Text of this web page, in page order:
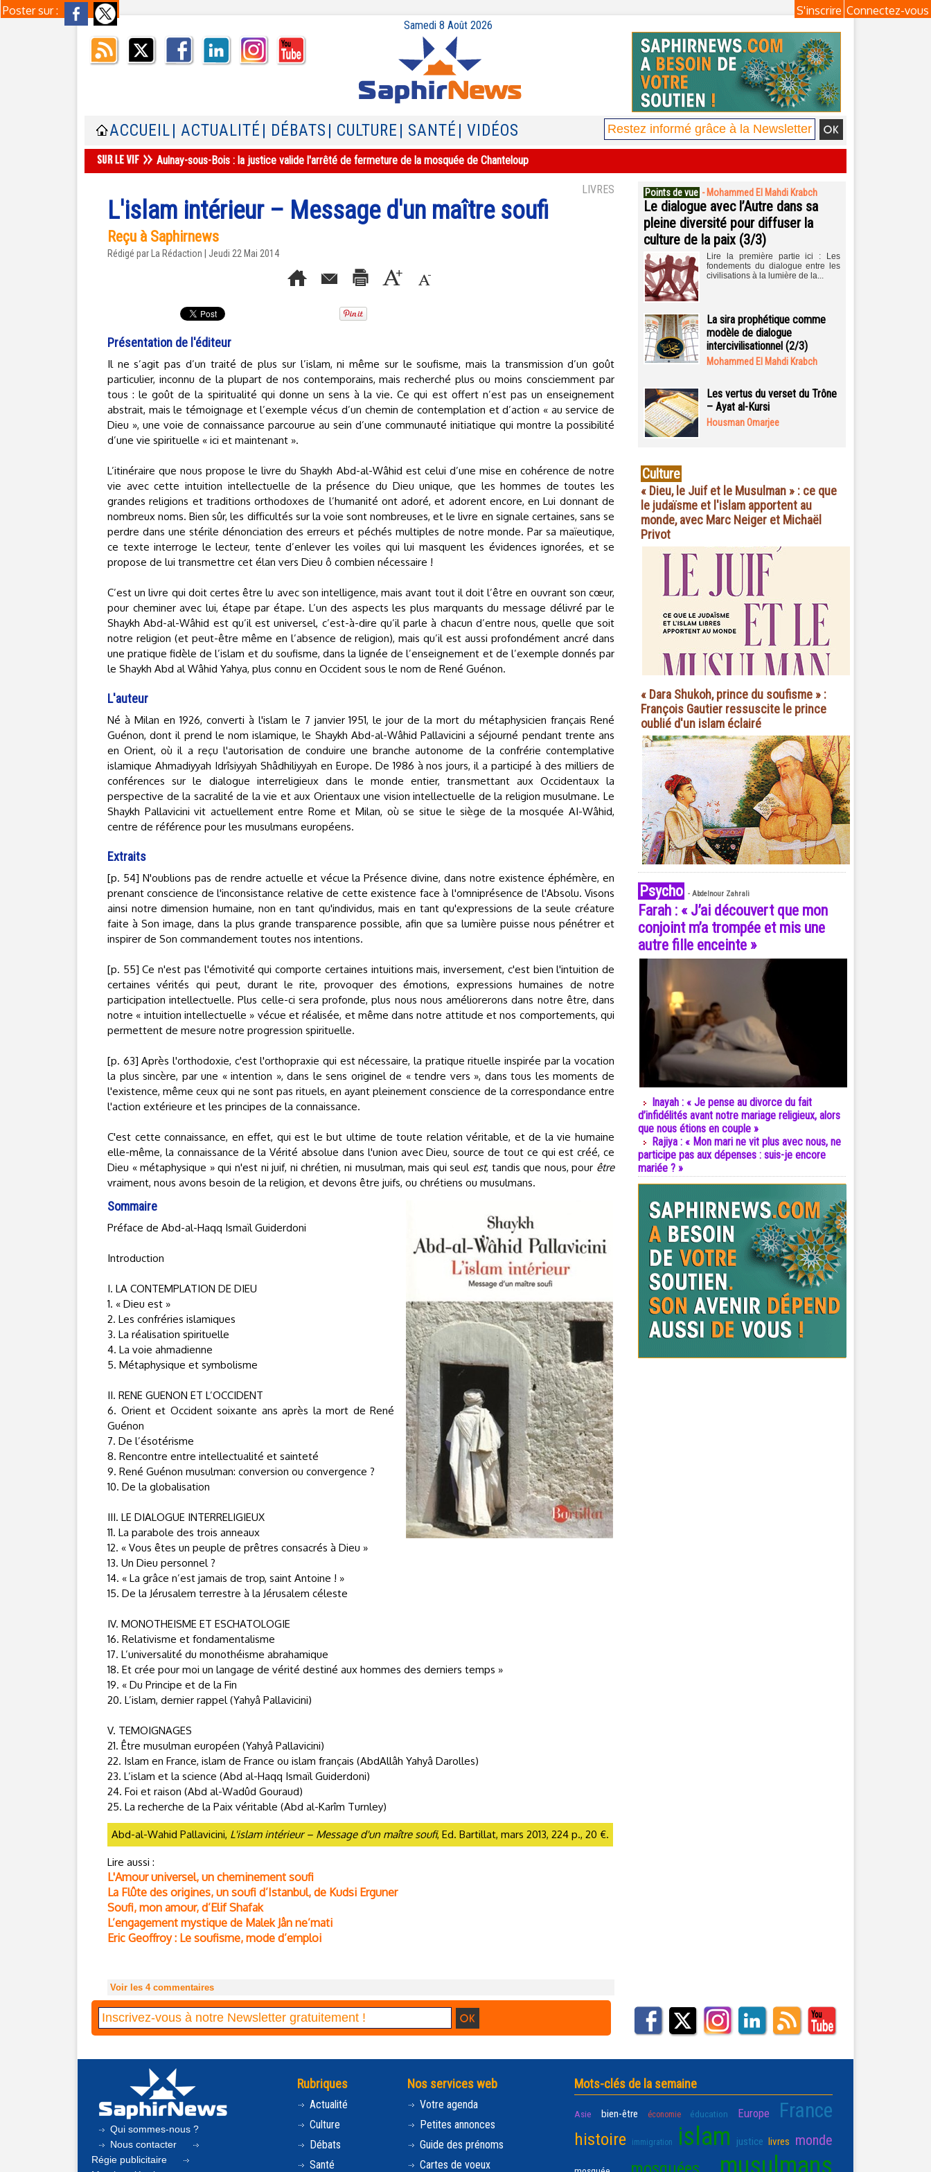
Poster sur : Connectez-vous
S'inscrire
Samedi 8 Août 2026
ACCUEIL | ACTUALITÉ | DÉBATS | CULTURE | SANTÉ | VIDÉOS
Aulnay-sous-Bois : la justice valide l'arrêté de fermeture de la mosquée de Chanteloup
LIVRES
L'islam intérieur – Message d'un maître soufi
Reçu à Saphirnews
Rédigé par La Rédaction | Jeudi 22 Mai 2014
Présentation de l'éditeur
Il ne s’agit pas d’un traité de plus sur l’islam, ni même sur le soufisme, mais la transmission d’un goût
particulier, inconnu de la plupart de nos contemporains, mais recherché plus ou moins consciemment par
tous : le goût de la spiritualité qui donne un sens à la vie. Ce qui est offert n’est pas un enseignement
abstrait, mais le témoignage et l’exemple vécus d’un chemin de contemplation et d’action « au service de
Dieu », une voie de connaissance parcourue au sein d’une communauté initiatique qui montre la possibilité
d’une vie spirituelle « ici et maintenant ».
L’itinéraire que nous propose le livre du Shaykh Abd-al-Wâhid est celui d’une mise en cohérence de notre
vie avec cette intuition intellectuelle de la présence du Dieu unique, que les hommes de toutes les
grandes religions et traditions orthodoxes de l’humanité ont adoré, et adorent encore, en Lui donnant de
nombreux noms. Bien sûr, les difficultés sur la voie sont nombreuses, et le livre en signale certaines, sans se
perdre dans une stérile dénonciation des erreurs et péchés multiples de notre monde. Par sa maïeutique,
ce texte interroge le lecteur, tente d’enlever les voiles qui lui masquent les évidences ignorées, et se
propose de lui transmettre cet élan vers Dieu ô combien nécessaire !
C’est un livre qui doit certes être lu avec son intelligence, mais avant tout il doit l’être en ouvrant son cœur,
pour cheminer avec lui, étape par étape. L’un des aspects les plus marquants du message délivré par le
Shaykh Abd-al-Wâhid est qu’il est universel, c’est-à-dire qu’il parle à chacun d’entre nous, quelle que soit
notre religion (et peut-être même en l’absence de religion), mais qu’il est aussi profondément ancré dans
une pratique fidèle de l’islam et du soufisme, dans la lignée de l’enseignement et de l’exemple donnés par
le Shaykh Abd al Wâhid Yahya, plus connu en Occident sous le nom de René Guénon.
L'auteur
Né à Milan en 1926, converti à l'islam le 7 janvier 1951, le jour de la mort du métaphysicien français René
Guénon, dont il prend le nom islamique, le Shaykh Abd-al-Wâhid Pallavicini a séjourné pendant trente ans
en Orient, où il a reçu l'autorisation de conduire une branche autonome de la confrérie contemplative
islamique Ahmadiyyah Idrîsiyyah Shâdhiliyyah en Europe. De 1986 à nos jours, il a participé à des milliers de
conférences sur le dialogue interreligieux dans le monde entier, transmettant aux Occidentaux la
perspective de la sacralité de la vie et aux Orientaux une vision intellectuelle de la religion musulmane. Le
Shaykh Pallavicini vit actuellement entre Rome et Milan, où se situe le siège de la mosquée AI-Wâhid,
centre de référence pour les musulmans européens.
Extraits
[p. 54] N'oublions pas de rendre actuelle et vécue la Présence divine, dans notre existence éphémère, en
prenant conscience de l'inconsistance relative de cette existence face à l'omniprésence de l'Absolu. Visons
ainsi notre dimension humaine, non en tant qu'individus, mais en tant qu'expressions de la seule créature
faite à Son image, dans la plus grande transparence possible, afin que sa lumière puisse nous pénétrer et
inspirer de Son commandement toutes nos intentions.
[p. 55] Ce n'est pas l'émotivité qui comporte certaines intuitions mais, inversement, c'est bien l'intuition de
certaines vérités qui peut, durant le rite, provoquer des émotions, expressions humaines de notre
participation intellectuelle. Plus celle-ci sera profonde, plus nous nous améliorerons dans notre être, dans
notre « intuition intellectuelle » vécue et réalisée, et même dans notre attitude et nos comportements, qui
permettent de mesure notre progression spirituelle.
[p. 63] Après l'orthodoxie, c'est l'orthopraxie qui est nécessaire, la pratique rituelle inspirée par la vocation
la plus sincère, par une « intention », dans le sens originel de « tendre vers », dans tous les moments de
l'existence, même ceux qui ne sont pas rituels, en ayant pleinement conscience de la correspondance entre
l'action extérieure et les principes de la connaissance.
C'est cette connaissance, en effet, qui est le but ultime de toute relation véritable, et de la vie humaine
elle-même, la connaissance de la Vérité absolue dans l'union avec Dieu, source de tout ce qui est créé, ce
Dieu « métaphysique » qui n'est ni juif, ni chrétien, ni musulman, mais qui seul est, tandis que nous, pour être
vraiment, nous avons besoin de la religion, et devons être juifs, ou chrétiens ou musulmans.
Sommaire
Préface de Abd-al-Haqq Ismaïl Guiderdoni
Introduction
I. LA CONTEMPLATION DE DIEU
1. « Dieu est »
2. Les confréries islamiques
3. La réalisation spirituelle
4. La voie ahmadienne
5. Métaphysique et symbolisme
II. RENE GUENON ET L’OCCIDENT
6. Orient et Occident soixante ans après la mort de René
Guénon
7. De l’ésotérisme
8. Rencontre entre intellectualité et sainteté
9. René Guénon musulman: conversion ou convergence ?
10. De la globalisation
III. LE DIALOGUE INTERRELIGIEUX
11. La parabole des trois anneaux
12. « Vous êtes un peuple de prêtres consacrés à Dieu »
13. Un Dieu personnel ?
14. « La grâce n’est jamais de trop, saint Antoine ! »
15. De la Jérusalem terrestre à la Jérusalem céleste
IV. MONOTHEISME ET ESCHATOLOGIE
16. Relativisme et fondamentalisme
17. L’universalité du monothéisme abrahamique
18. Et crée pour moi un langage de vérité destiné aux hommes des derniers temps »
19. « Du Principe et de la Fin
20. L’islam, dernier rappel (Yahyâ Pallavicini)
V. TEMOIGNAGES
21. Être musulman européen (Yahyâ Pallavicini)
22. Islam en France, islam de France ou islam français (AbdAllâh Yahyâ Darolles)
23. L’islam et la science (Abd al-Haqq Ismaïl Guiderdoni)
24. Foi et raison (Abd al-Wadûd Gouraud)
25. La recherche de la Paix véritable (Abd al-Karîm Turnley)
Abd-al-Wahid Pallavicini, L'islam intérieur – Message d'un maître soufi, Ed. Bartillat, mars 2013, 224 p., 20 €.
Lire aussi :
L'Amour universel, un cheminement soufi
La Flûte des origines, un soufi d’Istanbul, de Kudsi Erguner
Soufi, mon amour, d’Elif Shafak
L’engagement mystique de Malek Jân ne’mati
Eric Geoffroy : Le soufisme, mode d’emploi
Voir les 4commentaires
Points de vue - Mohammed El Mahdi Krabch
Le dialogue avec l’Autre dans sa
pleine diversité pour diffuser la
culture de la paix (3/3)
Lire la première partie ici : Les
fondements du dialogue entre les
civilisations à la lumière de la...
La sira prophétique comme
modèle de dialogue
intercivilisationnel (2/3)
Mohammed El Mahdi Krabch
Les vertus du verset du Trône
– Ayat al-Kursi
Housman Omarjee
Culture
« Dieu, le Juif et le Musulman » : ce que
le judaïsme et l'islam apportent au
monde, avec Marc Neiger et Michaël
Privot
« Dara Shukoh, prince du soufisme » :
François Gautier ressuscite le prince
oublié d'un islam éclairé
Psycho - Abdelnour Zahrali
Farah : « J’ai découvert que mon
conjoint m’a trompée et mis une
autre fille enceinte »
Inayah : « Je pense au divorce du fait
d’infidélités avant notre mariage religieux, alors
que nous étions en couple »
Rajiya : « Mon mari ne vit plus avec nous, ne
participe pas aux dépenses : suis-je encore
mariée ? »
Qui sommes-nous ?
Nous contacter
Régie publicitaire
Rubriques
Actualité
Culture
Débats
Santé
Nos services web
Votre agenda
Petites annonces
Guide des prénoms
Cartes de voeux
Mots-clés de la semaine
Asie bien-être économie éducation Europe France
histoire immigration islam justice livres monde
musulmans